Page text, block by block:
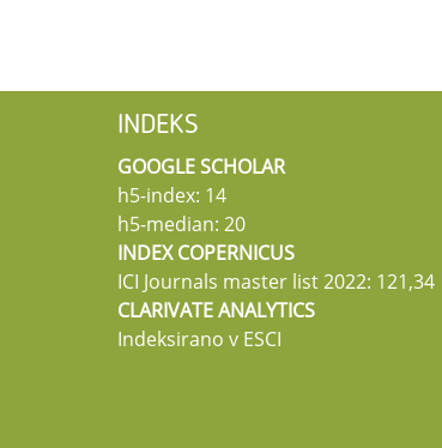
INDEKS
GOOGLE SCHOLAR
h5-index: 14
h5-median: 20
INDEX COPERNICUS
ICI Journals master list 2022: 121,34
CLARIVATE ANALYTICS
Indeksirano v ESCI